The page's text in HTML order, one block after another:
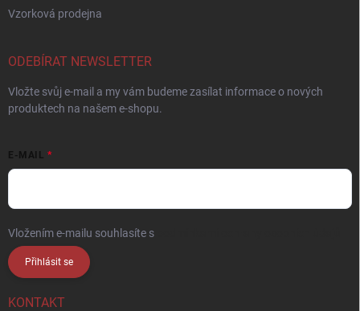
Vzorková prodejna
ODEBÍRAT NEWSLETTER
Vložte svůj e-mail a my vám budeme zasílat informace o nových
produktech na našem e-shopu.
E-MAIL
Vložením e-mailu souhlasíte s
Přihlásit se
KONTAKT